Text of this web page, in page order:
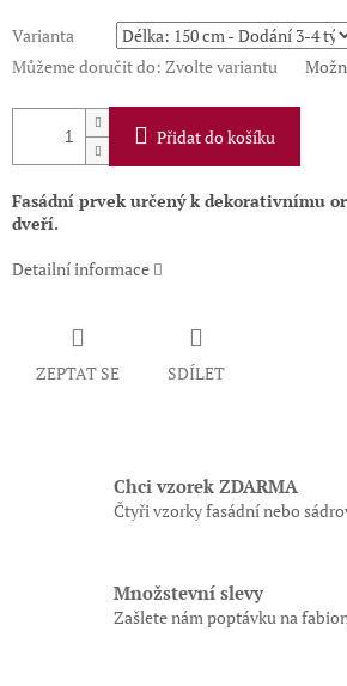
Varianta
Můžeme doručit do: Zvolte variantu
Přidat do košíku
Fasádní prvek určený k dekorativnímu
dveří.
Detailní informace
ZEPTAT SE SDÍLET
Chci vzorek ZDARMA
Čtyři vzorky fasádní nebo
Množstevní slevy
Zašlete nám poptávku na